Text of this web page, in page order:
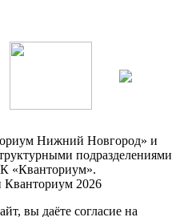
Нижний Новгород» и
подразделениями
2026
вы даёте согласие на